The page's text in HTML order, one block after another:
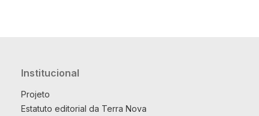
Institucional
Projeto
Estatuto editorial da Terra Nova